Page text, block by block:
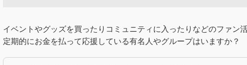
イベントやグッズを買ったりコミュニティに入ったりなどのファン
定期的にお金を払って応援している有名人やグループはいますか？